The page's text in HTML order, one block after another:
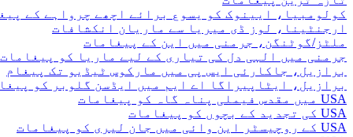
کولومبیا، ایینوک کو یسوع برائے اچھے چرواہے کے
ارجنٹینا، لوز ڈی میریا سے ماریان انکشافات
ملٹز/گوٹنگن، جرمنی میں این کے پیغامات
جرمنی میں الہی دل کی تیاری کے لیے ماریا کو پیغامات
برازیل، جاکارئی ایس پی میں مارکوس ٹیڈیو تک پیغام
برازیل، ایٹاپیراگا اے ایم میں ایڈسن گلوبر کو
USA میں مقدس فیملی پناہ گاہ کو پیغامات
USA کی تجدید کے بچوں کو پیغامات
USA کے روچیسٹر این وائی میں جان لیری کو پیغامات